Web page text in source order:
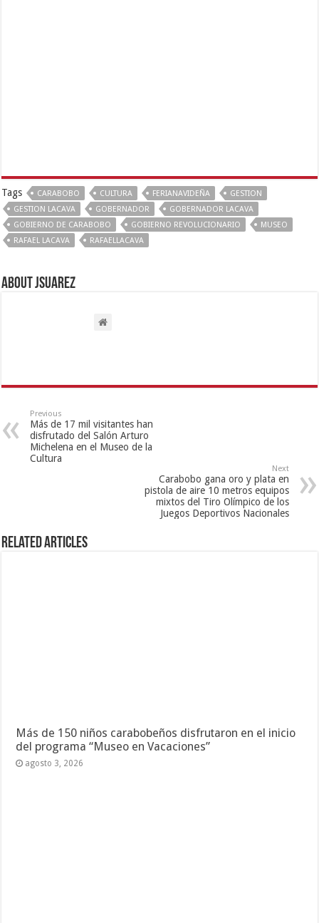
Tags CARABOBO CULTURA FERIANAVIDEÑA
GESTION
GESTION LACAVA
GOBERNADOR
GOBERNADOR LACAVA
GOBIERNO DE CARABOBO
GOBIERNO REVOLUCIONARIO
MUSEO
RAFAEL LACAVA
RAFAELLACAVA
About Jsuarez
Previous
Más de 17 mil visitantes han
disfrutado del Salón Arturo
Michelena en el Museo de la
Cultura
Next
Carabobo gana oro y plata en
pistola de aire 10 metros equipos
mixtos del Tiro Olímpico de los
Juegos Deportivos Nacionales
Related Articles
Más de 150 niños carabobeños disfrutaron en el inicio
del programa “Museo en Vacaciones”
agosto 3, 2026